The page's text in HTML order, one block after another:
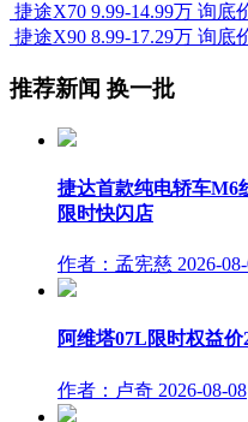
捷途X70 9.99-14.99万 询底
捷途X90 8.99-17.29万 询底
推荐新闻 换一批
捷达首款纯电轿车M6
限时快闪店
作者：孟宪慈 2026-
阿维塔07L限时权益
作者：卢奇 2026-08-08